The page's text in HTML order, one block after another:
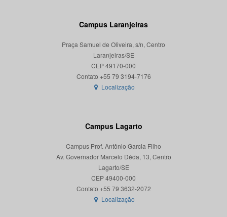
Campus Laranjeiras
Praça Samuel de Oliveira, s/n, Centro
Laranjeiras/SE
CEP 49170-000
Localização
Campus Lagarto
Campus Prof. Antônio Garcia Filho
Av. Governador Marcelo Déda, 13, Centro
Lagarto/SE
CEP 49400-000
Localização